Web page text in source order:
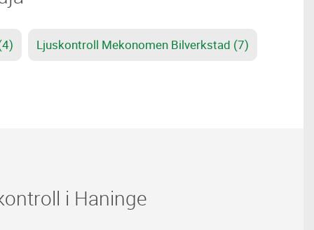
Ljuskontroll Mekonomen Bilverkstad (7)
i Haninge